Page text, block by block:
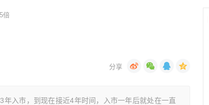
倍
入市，到现在接近4年时间，入市一年后就处在一直